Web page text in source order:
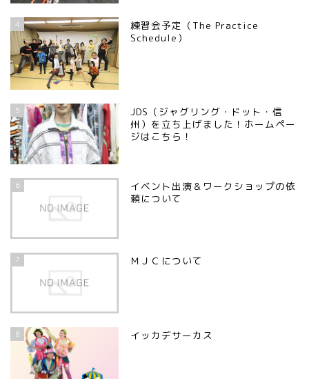
4
練習会予定（The Practice
Schedule）
5
JDS（ジャグリング・ドット・信
州）を立ち上げました！ホームペー
ジはこちら！
6
イベント出演＆ワークショップの依
頼について
7 ＭＪＣについて
8 イッカデサーカス